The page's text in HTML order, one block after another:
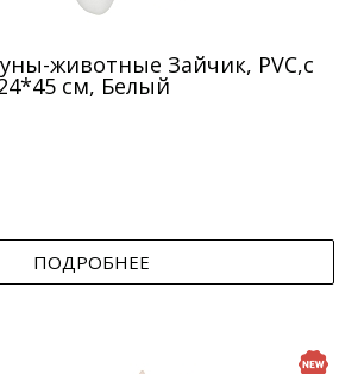
животные Зайчик, PVC,с
см, Белый
ПОДРОБНЕЕ